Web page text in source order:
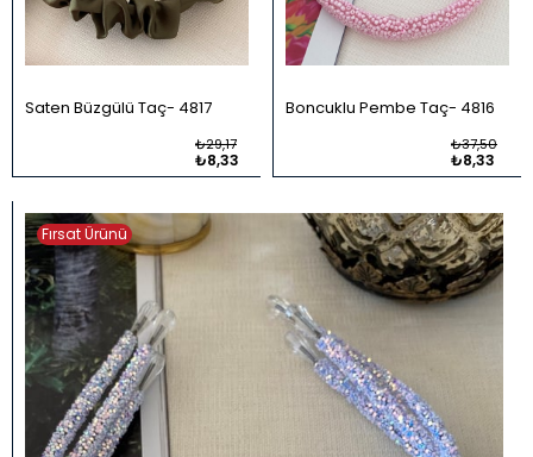
Saten Büzgülü Taç 4817
₺8,33
₺29,17
Boncuklu Pembe Taç 4816
₺8,33
₺37,50
Fırsat Ürünü